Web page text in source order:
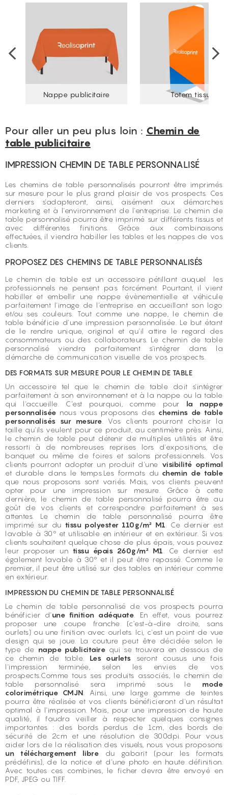
Nappe publicitaire Totem tissu
Pour aller un peu plus loin : Chemin de
table publicitaire
IMPRESSION CHEMIN DE TABLE PERSONNALISÉ
Les chemins de table personnalisés pourront être imprimés
sur mesure pour le plus grand plaisir de vos prospects. Ces
derniers s'adapteront, ainsi, aisément aux démarches
marketing et à l'environnement de l'entreprise. Le chemin de
table personnalisé pourra être imprimé sur différents tissus et
avec différentes finitions. Grâce aux combinaisons
effectuées, il viendra habiller les tables et les nappes de vos
clients.
PROPOSEZ DES CHEMINS DE TABLE PERSONNALISÉS
Le chemin de table est un accessoire pétillant auquel les
professionnels ne pensent pas forcément. Pourtant, il vient
habiller et embellir une nappe évènementielle et véhicule
parfaitement l'image de l'entreprise en accueillant son logo
et/ou ses couleurs. Tout comme une nappe, le chemin de
table bénéficie d'une impression personnalisée. Le but étant
de le rendre unique, original et qu'il attire le regard des
consommateurs ou des collaborateurs. Le chemin de table
personnalisé viendra parfaitement s'intégrer dans la
démarche de communication visuelle de vos prospects.
DES FORMATS SUR MESURE POUR LE CHEMIN DE TABLE
Un accessoire tel que le chemin de table doit s'intégrer
parfaitement à son environnement et à la nappe ou la table
qui l'accueille. C'est pourquoi, comme pour la nappe
personnalisée nous vous proposons des chemins de table
personnalisés sur mesure . Vos clients pourront choisir la
taille qu'ils veulent pour ce produit, au centimètre près. Ainsi,
le chemin de table peut détenir de multiples utilités et être
ressorti à de nombreuses reprises lors d'expositions, de
banquet ou même de foires et salons professionnels. Vos
clients pourront adopter un produit d'une visibilité optimal
et durable dans le temps.Les formats du chemin de table
que nous proposons sont variés. Mais, vos clients peuvent
opter pour une impression sur mesure. Grâce à cette
dernière, le chemin de table personnalisé pourra être au
goût de vos clients et correspondre parfaitement à ses
attentes. Le chemin de table personnalisé pourra être
imprimé sur du tissu polyester 110g/m² M1
. Ce dernier est
lavable à 30° et utilisable en intérieur et en extérieur. Si vos
clients souhaitent quelque chose de plus épais, vous pouvez
leur proposer un tissu épais 260g/m² M1
. Ce dernier est
également lavable à 30° et il peut être repassé. Comme le
premier, il peut être utilisé sur des tables en intérieur comme
en extérieur.
IMPRESSION DU CHEMIN DE TABLE PERSONNALISÉ
Le chemin de table personnalisé de vos prospects pourra
bénéficier d'une finition adéquate . En effet, vous pourrez
proposer une coupe franche (c’est-à-dire droite, sans
ourlets) ou une finition avec ourlets. Ici, c'est un point de vue
design qui se joue. La couture peut être décidée selon le
type de nappe publicitaire qui se trouvera en dessous de
ce chemin de table. Les ourlets seront cousus une fois
l'impression terminée, selon les envies de vos
prospects.Comme tous ses produits associés, le chemin de
table personnalisé sera imprimé sous le mode
colorimétrique CMJN . Ainsi, une large gamme de teintes
pourra être réalisée et vos clients bénéficieront d'un résultat
optimal à l'impression. Mais, pour une impression de haute
qualité, il faudra veiller à respecter quelques consignes
importantes : des bords perdus de 1cm, des bords de
sécurité de 2cm et une résolution de 300dpi. Pour vous
aider lors de la réalisation des visuels, nous vous proposons
un
téléchargement libre du gabarit (pour les formats
prédéfinis), de la notice et d'une photo en haute définition.
Avec toutes ces combines, le ficher devra être envoyé en
PDF, JPEG ou TIFF.